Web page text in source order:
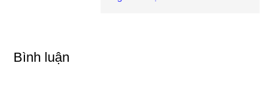
Interactions
Bình luận